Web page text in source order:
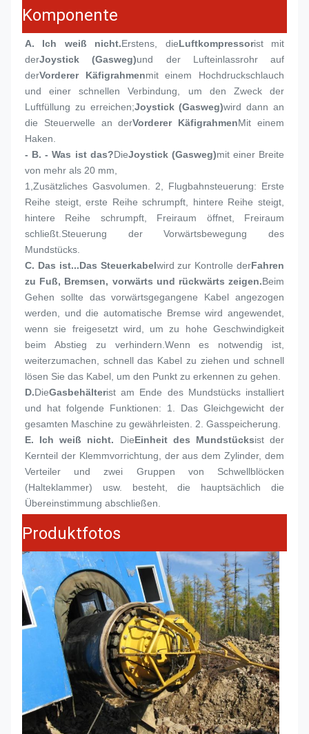
Komponente
A. Ich weiß nicht.Erstens, dieLuftkompressorist mit
derJoystick (Gasweg)und der Lufteinlassrohr auf
derVorderer Käfigrahmenmit einem Hochdruckschlauch
und einer schnellen Verbindung, um den Zweck der
Luftfüllung zu erreichen;Joystick (Gasweg)wird dann an
die Steuerwelle an derVorderer KäfigrahmenMit einem
Haken.
- B. - Was ist das?DieJoystick (Gasweg)mit einer Breite
von mehr als 20 mm,
1, Zusätzliches Gasvolumen. 2, Flugbahnsteuerung: Erste
Reihe steigt, erste Reihe schrumpft, hintere Reihe steigt,
hintere Reihe schrumpft, Freiraum öffnet, Freiraum
schließt.Steuerung der Vorwärtsbewegung des
Mundstücks.
C. Das ist...Das Steuerkabelwird zur Kontrolle derFahren
zu Fuß, Bremsen, vorwärts und rückwärts zeigen.Beim
Gehen sollte das vorwärtsgegangene Kabel angezogen
werden, und die automatische Bremse wird angewendet,
wenn sie freigesetzt wird, um zu hohe Geschwindigkeit
beim Abstieg zu verhindern.Wenn es notwendig ist,
weiterzumachen, schnell das Kabel zu ziehen und schnell
lösen Sie das Kabel, um den Punkt zu erkennen zu gehen.
D.DieGasbehälterist am Ende des Mundstücks installiert
und hat folgende Funktionen: 1. Das Gleichgewicht der
gesamten Maschine zu gewährleisten. 2. Gasspeicherung.
E. Ich weiß nicht.
DieEinheit des Mundstücksist der
Kernteil der Klemmvorrichtung, der aus dem Zylinder, dem
Verteiler und zwei Gruppen von Schwellblöcken
(Halteklammer) usw. besteht, die hauptsächlich die
Übereinstimmung abschließen.
Produktfotos